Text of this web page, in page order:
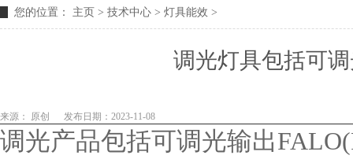
您的位置： 主页 > 技术中心 > 灯具能效 >
调光灯具包括可
来源： 原创 发布日期：2023-11-08
调光产品包括可调光输出